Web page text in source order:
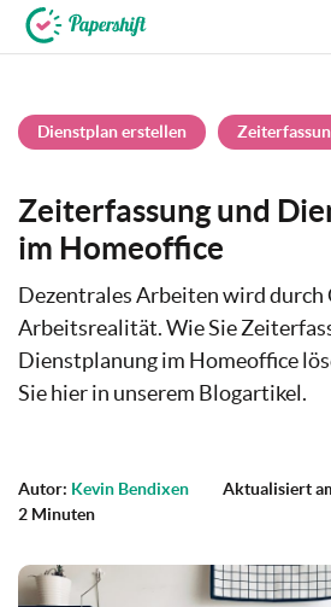
Dienstplan erstellen
Zeiterfassung und
im Homeoffice
Dezentrales Arbeiten wird durch
Arbeitsrealität. Wie Sie
Dienstplanung im Homeoffice
Sie hier in unserem Blogartikel.
Autor: Kevin Bendixen
Aktualisiert
2 Minuten